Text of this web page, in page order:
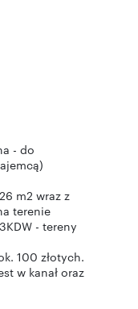
- do
m2 wraz z
terenie
- tereny
100 złotych.
w kanał oraz